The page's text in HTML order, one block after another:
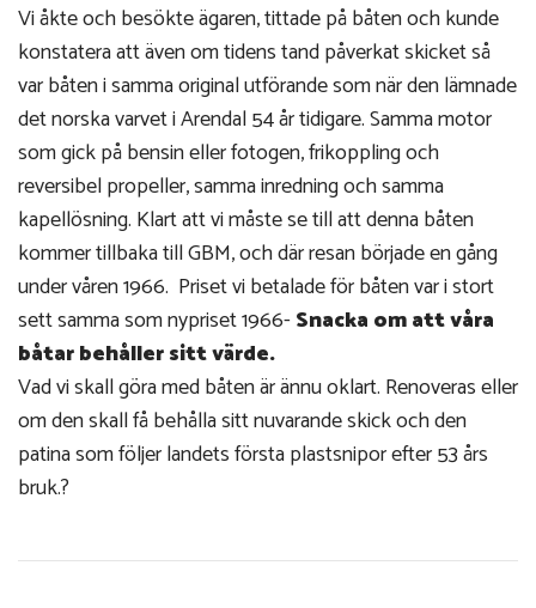
Vi åkte och besökte ägaren, tittade på båten och kunde
konstatera att även om tidens tand påverkat skicket så
var båten i samma original utförande som när den lämnade
det norska varvet i Arendal 54 år tidigare. Samma motor
som gick på bensin eller fotogen, frikoppling och
reversibel propeller, samma inredning och samma
kapellösning. Klart att vi måste se till att denna båten
kommer tillbaka till GBM, och där resan började en gång
under våren 1966. Priset vi betalade för båten var i stort
sett samma som nypriset 1966-Snacka om att våra
båtar behåller sitt värde.
Vad vi skall göra med båten är ännu oklart. Renoveras eller
om den skall få behålla sitt nuvarande skick och den
patina som följer landets första plastsnipor efter 53 års
bruk.?